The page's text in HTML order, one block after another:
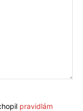
pravidlám